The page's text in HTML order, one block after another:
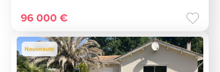
96 000 €
Nouveauté